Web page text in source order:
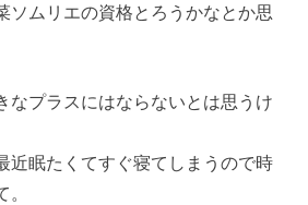
ソムリエの資格とろうかなとか思
なプラスにはならないとは思うけ
近眠たくてすぐ寝てしまうので時